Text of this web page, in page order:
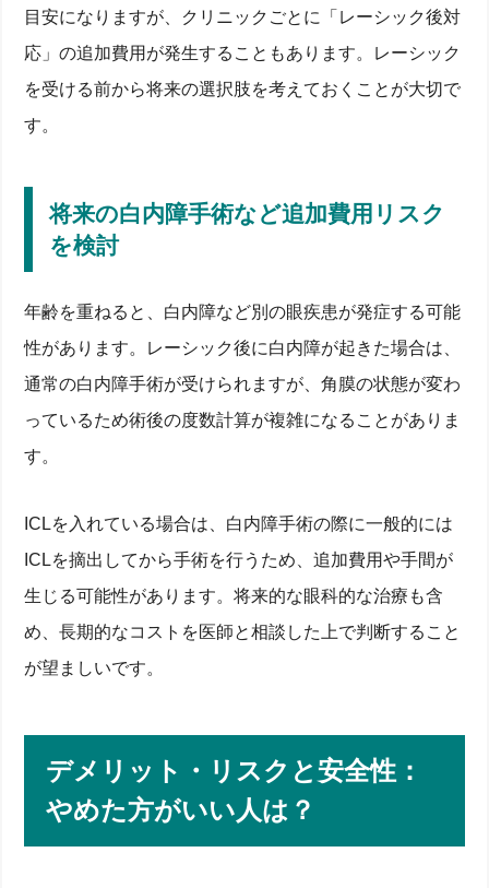
目安になりますが、クリニックごとに「レーシック後対
応」の追加費用が発生することもあります。レーシック
を受ける前から将来の選択肢を考えておくことが大切で
す。
将来の白内障手術など追加費用リスク
を検討
年齢を重ねると、白内障など別の眼疾患が発症する可能
性があります。レーシック後に白内障が起きた場合は、
通常の白内障手術が受けられますが、角膜の状態が変わ
っているため術後の度数計算が複雑になることがありま
す。
ICLを入れている場合は、白内障手術の際に一般的には
ICLを摘出してから手術を行うため、追加費用や手間が
生じる可能性があります。将来的な眼科的な治療も含
め、長期的なコストを医師と相談した上で判断すること
が望ましいです。
デメリット・リスクと安全性：
やめた方がいい人は？